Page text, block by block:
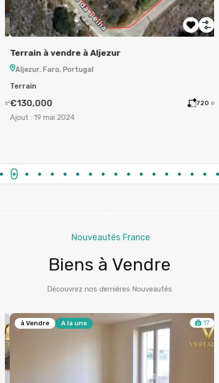
Terrain à vendre à Aljezur
Aljezur, Faro, Portugal
Terrain
€130,000 720 m²
Ajout :19 mai 2024
Nouveautés France
Biens à Vendre
Découvrez nos dernières Nouveautés
à Vendre A la une 17